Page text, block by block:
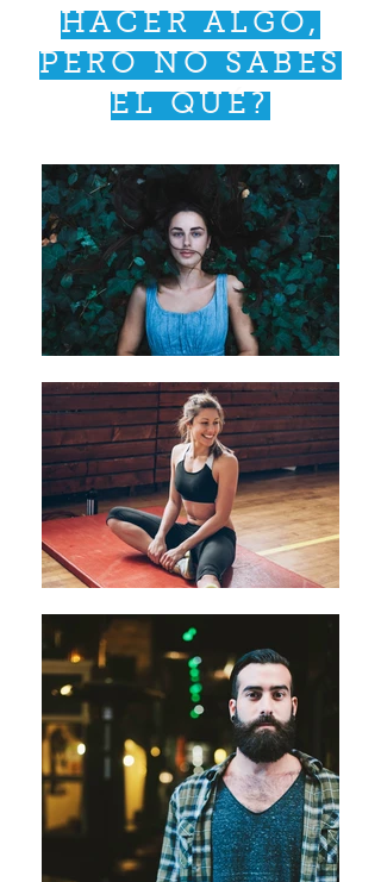
HACER ALGO,
PERO NO SABES
EL QUÉ?